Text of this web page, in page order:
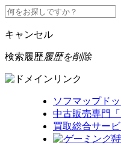
キャンセル
検索履歴履歴を削除
ソフマップド
中古販売専門「
買取総合サー